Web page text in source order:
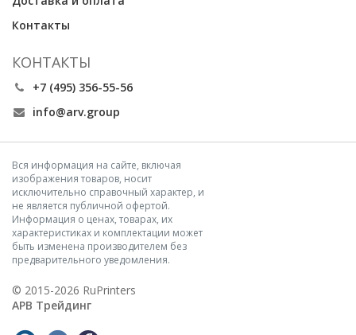
Контакты
КОНТАКТЫ
+7 (495) 356-55-56
info@arv.group
Вся информация на сайте, включая
изображения товаров, носит
исключительно справочный характер, и
не является публичной офертой.
Информация о ценах, товарах, их
характеристиках и комплектации может
быть изменена производителем без
предварительного уведомления.
© 2015-2026 RuPrinters
АРВ Трейдинг